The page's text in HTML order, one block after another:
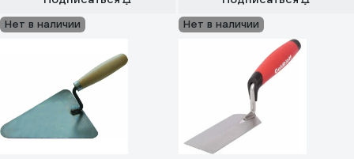
Нет в наличии Нет в наличии